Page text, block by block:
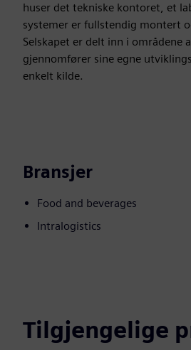
huser det tekniske kontoret, et
systemer er fullstendig montert
Selskapet er delt inn i
gjennomfører sine egne
enkelt kilde.
Bransjer
Food and beverages
Intralogistics
Tilgjengelige